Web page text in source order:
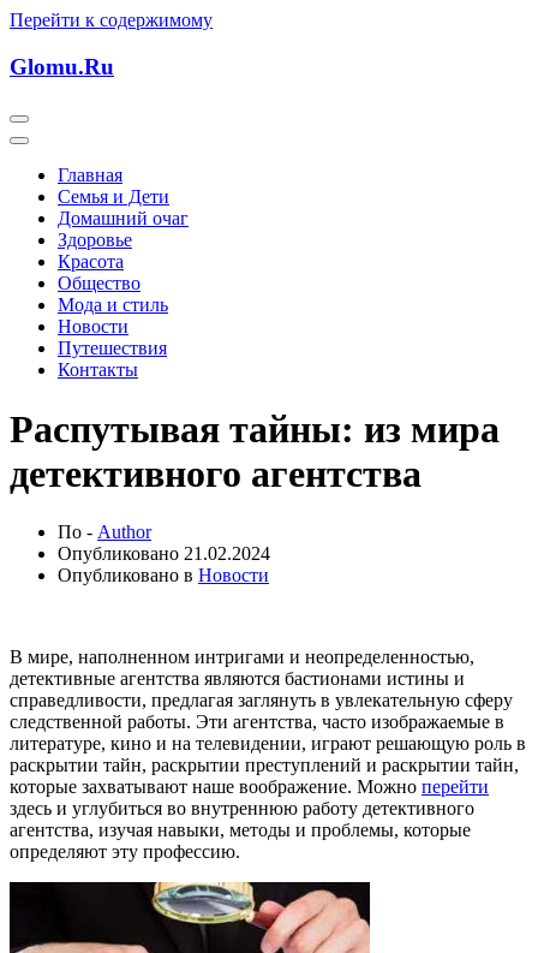
Перейти к содержимому
Glomu.Ru
Главная
Семья и Дети
Домашний очаг
Здоровье
Красота
Общество
Мода и стиль
Новости
Путешествия
Контакты
Распутывая тайны: из мира
детективного агентства
По - Author
Опубликовано 21.02.2024
Опубликовано в Новости
В мире, наполненном интригами и неопределенностью,
детективные агентства являются бастионами истины и
справедливости, предлагая заглянуть в увлекательную сферу
следственной работы. Эти агентства, часто изображаемые в
литературе, кино и на телевидении, играют решающую роль в
раскрытии тайн, раскрытии преступлений и раскрытии тайн,
которые захватывают наше воображение. Можно перейти
здесь и углубиться во внутреннюю работу детективного
агентства, изучая навыки, методы и проблемы, которые
определяют эту профессию.